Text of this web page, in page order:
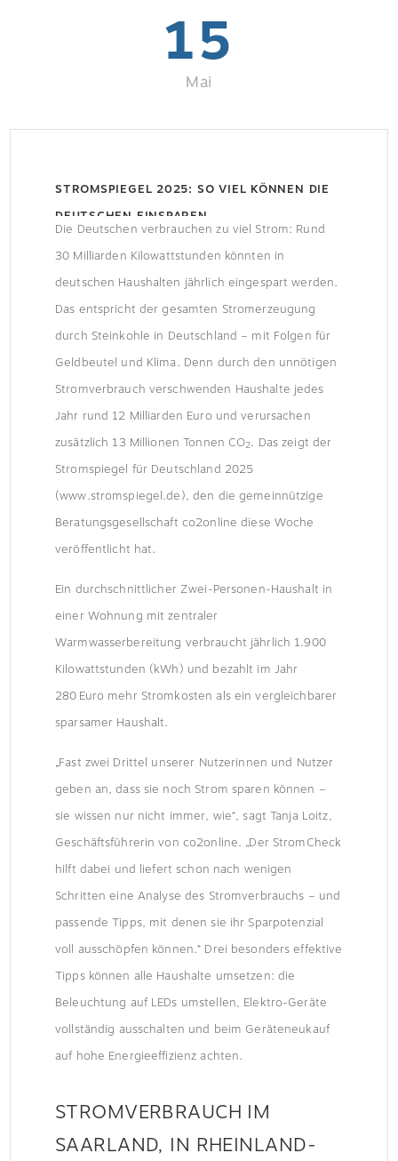
15
Mai
STROMSPIEGEL 2025: SO VIEL KÖNNEN DIE
DEUTSCHEN EINSPAREN
Die Deutschen verbrauchen zu viel Strom: Rund
30 Milliarden Kilowattstunden könnten in
deutschen Haushalten jährlich eingespart werden.
Das entspricht der gesamten Stromerzeugung
durch Steinkohle in Deutschland – mit Folgen für
Geldbeutel und Klima. Denn durch den unnötigen
Stromverbrauch verschwenden Haushalte jedes
Jahr rund 12 Milliarden Euro und verursachen
zusätzlich 13 Millionen Tonnen CO2. Das zeigt der
Stromspiegel für Deutschland 2025
(www.stromspiegel.de), den die gemeinnützige
Beratungsgesellschaft co2online diese Woche
veröffentlicht hat.
Ein durchschnittlicher Zwei-Personen-Haushalt in
einer Wohnung mit zentraler
Warmwasserbereitung verbraucht jährlich 1.900
Kilowattstunden (kWh) und bezahlt im Jahr
280 Euro mehr Stromkosten als ein vergleichbarer
sparsamer Haushalt.
„Fast zwei Drittel unserer Nutzerinnen und Nutzer
geben an, dass sie noch Strom sparen können –
sie wissen nur nicht immer, wie“, sagt Tanja Loitz,
Geschäftsführerin von co2online. „Der StromCheck
hilft dabei und liefert schon nach wenigen
Schritten eine Analyse des Stromverbrauchs – und
passende Tipps, mit denen sie ihr Sparpotenzial
voll ausschöpfen können.“ Drei besonders effektive
Tipps können alle Haushalte umsetzen: die
Beleuchtung auf LEDs umstellen, Elektro-Geräte
vollständig ausschalten und beim Geräteneukauf
auf hohe Energieeffizienz achten.
STROMVERBRAUCH IM
SAARLAND, IN RHEINLAND-